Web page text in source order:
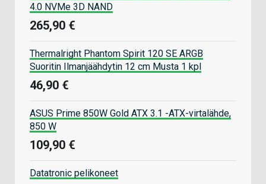
4.0 NVMe 3D NAND
265,90 €
Thermalright Phantom Spirit 120 SE ARGB
Suoritin Ilmanjäähdytin 12 cm Musta 1 kpl
46,90 €
ASUS Prime 850W Gold ATX 3.1 -ATX-virtalähde,
850 W
109,90 €
Datatronic pelikoneet